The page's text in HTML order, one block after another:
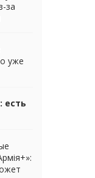
за
уже
есть